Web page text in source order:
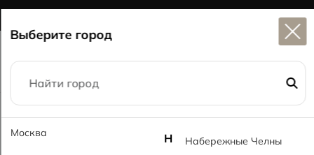
Главная Каталог
73,5x73,5
Бернадо темно-серый MT Bernado Gray Dark MT
Выберите город
Москва Н Набережные Челны